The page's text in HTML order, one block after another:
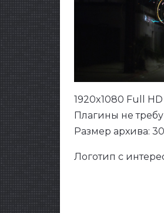
1920x1080 Full
Плагины не
Размер архива:
Логотип с